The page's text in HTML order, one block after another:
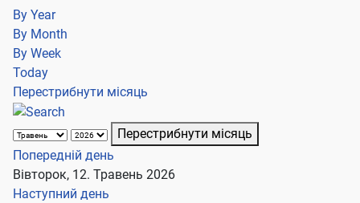
By Year
By Month
By Week
Today
Перестрибнути місяць
Перестрибнути місяць
Попередній день
Вівторок, 12. Травень 2026
Наступний день